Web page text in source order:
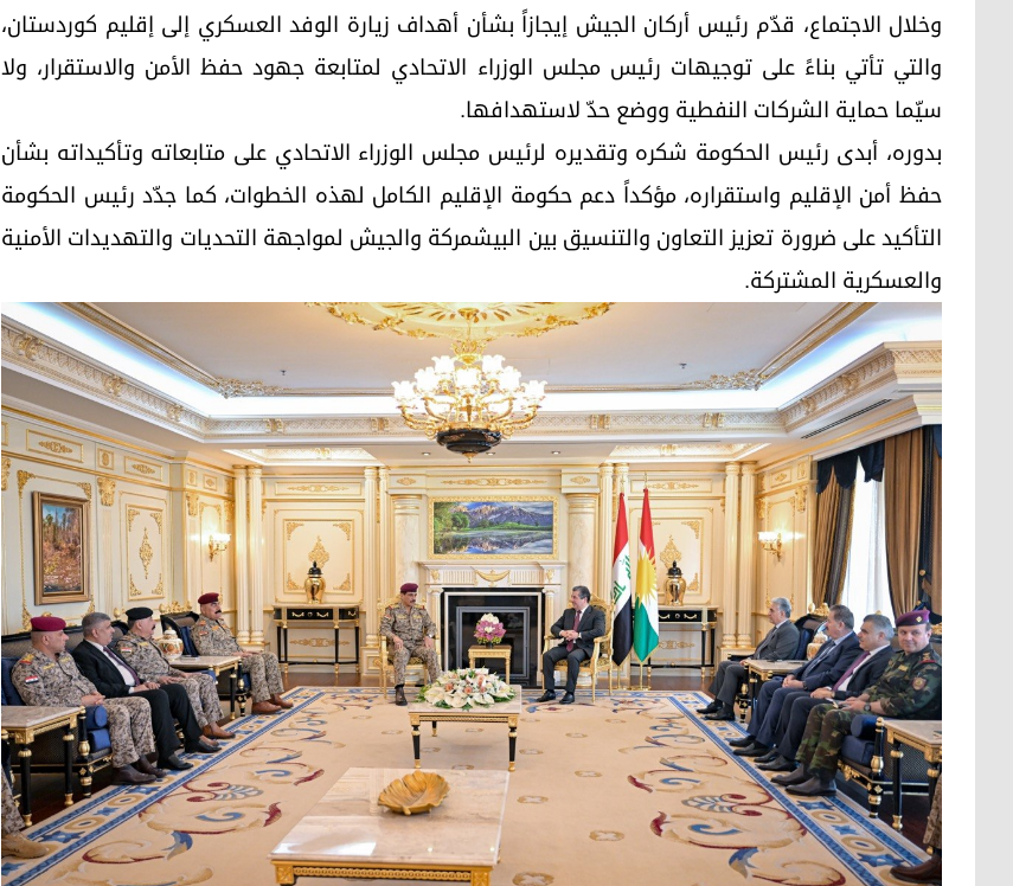
وخلال الاجتماع، قدّم رئيس أركان الجيش إيجازاً بشأن أهداف زيارة الوفد العسكري إلى إقليم كوردستان،
والتي تأتي بناءً على توجيهات رئيس مجلس الوزراء الاتحادي لمتابعة جهود حفظ الأمن والاستقرار، ولا
سيّما حماية الشركات النفطية ووضع حدّ لاستهدافها.
بدوره، أبدى رئيس الحكومة شكره وتقديره لرئيس مجلس الوزراء الاتحادي على متابعاته وتأكيداته بشأن
حفظ أمن الإقليم واستقراره، مؤكداً دعم حكومة الإقليم الكامل لهذه الخطوات، كما جدّد رئيس الحكومة
التأكيد على ضرورة تعزيز التعاون والتنسيق بين البيشمركة والجيش لمواجهة التحديات والتهديدات الأمنية
والعسكرية المشتركة.